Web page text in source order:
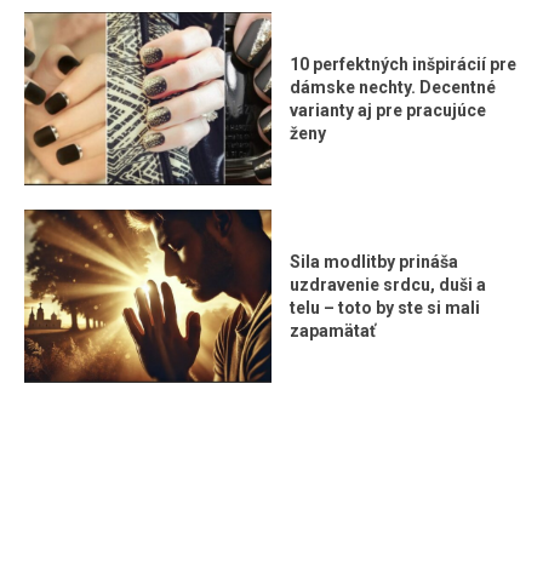
10 perfektných inšpirácií pre
dámske nechty. Decentné
varianty aj pre pracujúce
ženy
Sila modlitby prináša
uzdravenie srdcu, duši a
telu – toto by ste si mali
zapamätať